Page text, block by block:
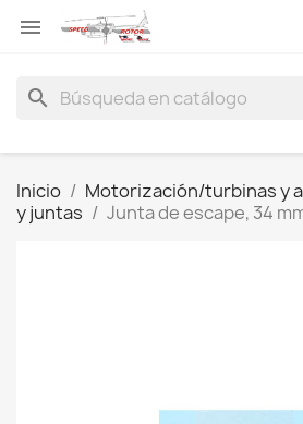

search
Inicio Motorización/turbinas y
y juntas
Junta de escape, 34